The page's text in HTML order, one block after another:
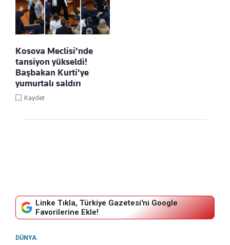
Kosova Meclisi'nde
tansiyon yükseldi!
Başbakan Kurti'ye
yumurtalı saldırı
Kaydet
Linke Tıkla, Türkiye Gazetesi'ni Google
Favorilerine Ekle!
DÜNYA